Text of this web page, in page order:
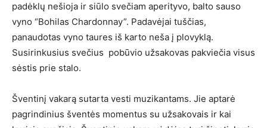
padėklų nešioja ir siūlo svečiam aperityvo, balto sauso
vyno “Bohilas Chardonnay”. Padavėjai tuščias,
panaudotas vyno taures iš karto neša į plovyklą.
Susirinkusius svečius pobūvio užsakovas pakviečia visus
sėstis prie stalo.
Šventinį vakarą sutarta vesti muzikantams. Jie aptarė
pagrindinius šventės momentus su užsakovais ir kai